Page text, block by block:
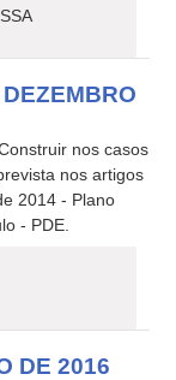
nos casos
nos artigos
2014 - Plano
- PDE.
DE 2016